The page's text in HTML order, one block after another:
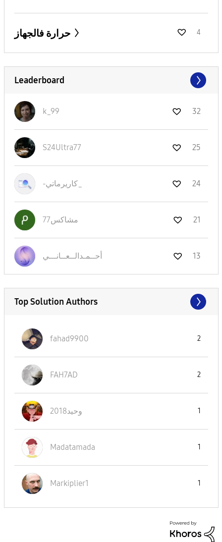
حرارة فالجهاز 4
Leaderboard
k_99 32
S24Ultra77 25
-كاريرماتي_ 24
مشاكس77 21
أحــمـدالــعــانـــي 13
Top Solution Authors
fahad9900 2
FAH7AD 2
وحيد2018 1
Madatamada 1
Markiplier1 1